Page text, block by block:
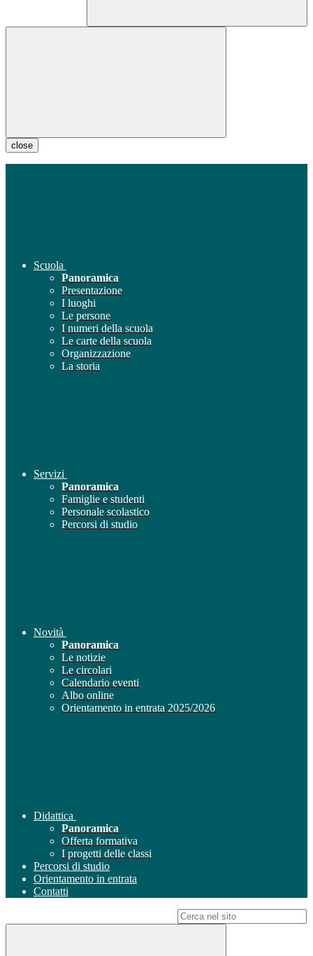
close
Scuola
Panoramica
Presentazione
I luoghi
Le persone
I numeri della scuola
Le carte della scuola
Organizzazione
La storia
Servizi
Panoramica
Famiglie e studenti
Personale scolastico
Percorsi di studio
Novità
Panoramica
Le notizie
Le circolari
Calendario eventi
Albo online
Orientamento in entrata 2025/2026
Didattica
Panoramica
Offerta formativa
I progetti delle classi
Percorsi di studio
Orientamento in entrata
Contatti